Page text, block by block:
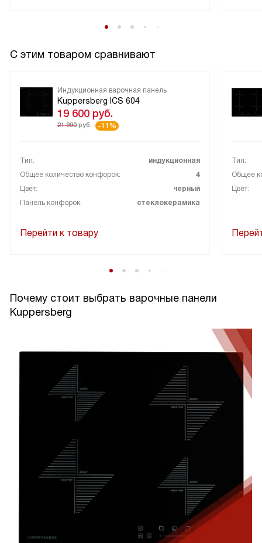
С этим товаром сравнивают
Индукционная варочная панель
Kuppersberg ICS 604
19 600 руб.
21 990 руб. -11%
Тип:
индукционная
Общее количество конфорок:
4
Цвет:
черный
Панель конфорок:
стеклокерамика
Перейти к товару
Тип:
Общее
Цвет:
Почему стоит выбрать варочные панели
Kuppersberg